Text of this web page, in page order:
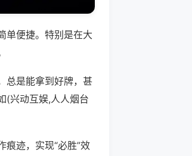
单便捷。特别是在大
总是能拿到好牌，甚
(兴动互娱,人人烟台
痕迹，实现“必胜”效